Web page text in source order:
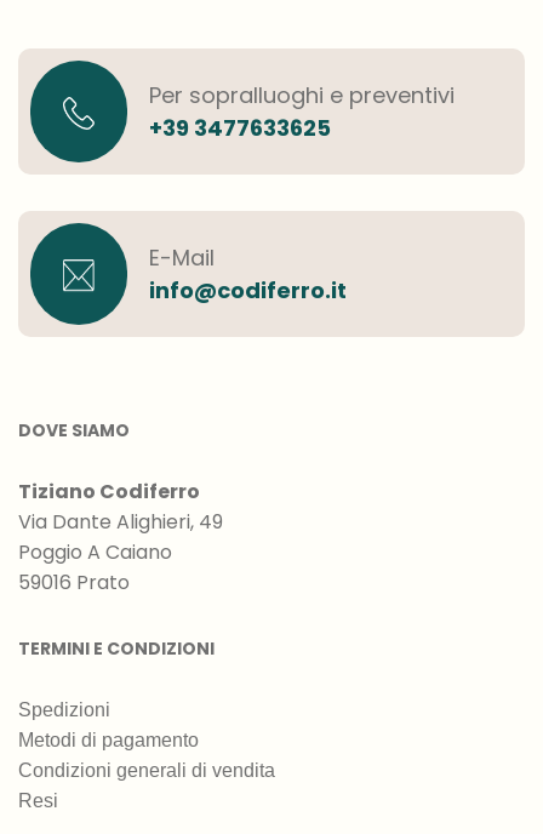
Per sopralluoghi e preventivi
+39 3477633625
E-Mail
info@codiferro.it
DOVE SIAMO
Tiziano Codiferro
Via Dante Alighieri, 49
Poggio A Caiano
59016 Prato
TERMINI E CONDIZIONI
Spedizioni
Metodi di pagamento
Condizioni generali di vendita
Resi